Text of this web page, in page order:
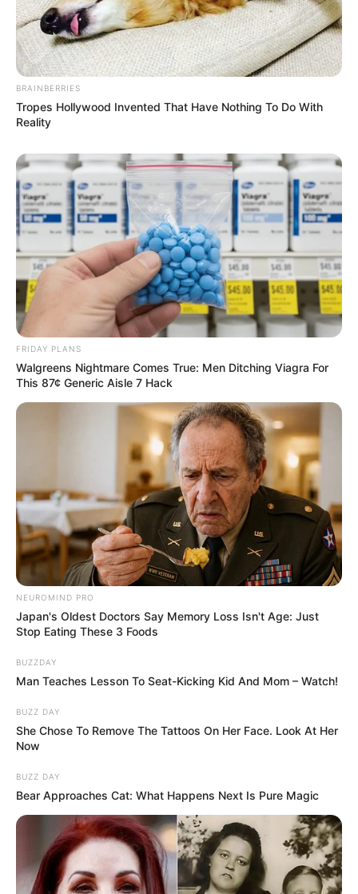
BRAINBERRIES
Tropes Hollywood Invented That Have Nothing To Do With
Reality
FRIDAY PLANS
Walgreens Nightmare Comes True: Men Ditching Viagra For
This 87¢ Generic Aisle 7 Hack
NEUROMIND PRO
Japan's Oldest Doctors Say Memory Loss Isn't Age: Just
Stop Eating These 3 Foods
BUZZDAY
Man Teaches Lesson To Seat-Kicking Kid And Mom – Watch!
BUZZ DAY
She Chose To Remove The Tattoos On Her Face. Look At Her
Now
BUZZ DAY
Bear Approaches Cat: What Happens Next Is Pure Magic